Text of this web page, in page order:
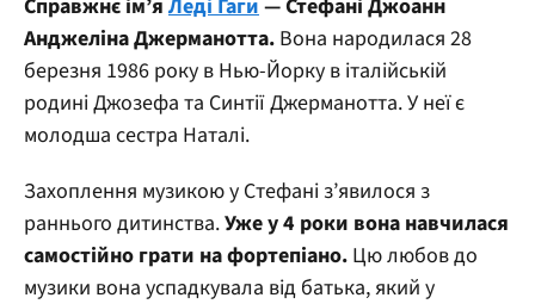
Справжнє ім’я Леді Гаги— Стефані Джоанн
Анджеліна Джерманотта. Вона народилася 28
березня 1986 року в Нью-Йорку в італійській
родині Джозефа та Синтії Джерманотта. У неї є
молодша сестра Наталі.
Захоплення музикою у Стефані з’явилося з
раннього дитинства.Уже у 4 роки вона навчилася
самостійно грати на фортепіано. Цю любов до
музики вона успадкувала від батька, який у